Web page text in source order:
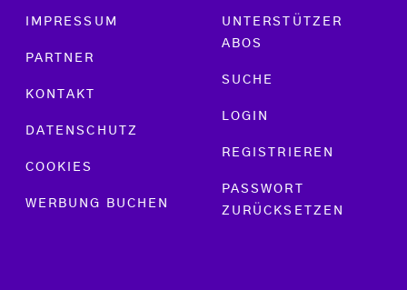
Footer menu
IMPRESSUM
PARTNER
KONTAKT
DATENSCHUTZ
COOKIES
WERBUNG BUCHEN
UNTERSTÜTZER
ABOS
SUCHE
LOGIN
REGISTRIEREN
PASSWORT
ZURÜCKSETZEN